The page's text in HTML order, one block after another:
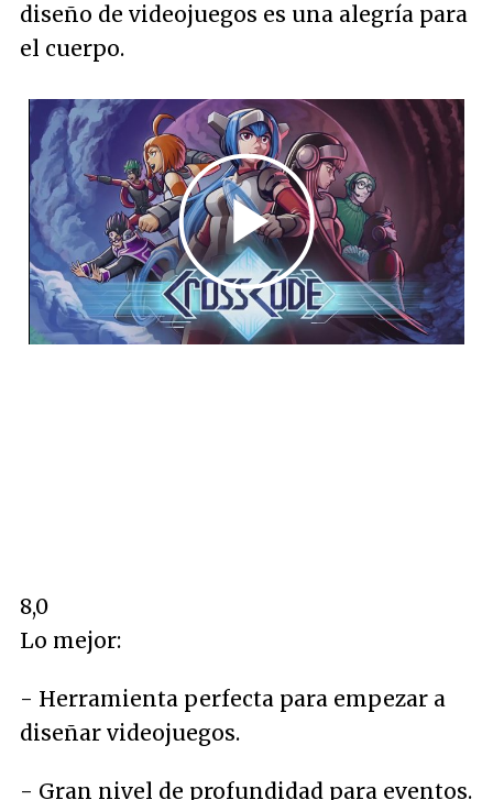
diseño de videojuegos es una alegría para
el cuerpo.
8,0
Lo mejor:
- Herramienta perfecta para empezar a
diseñar videojuegos.
- Gran nivel de profundidad para eventos.